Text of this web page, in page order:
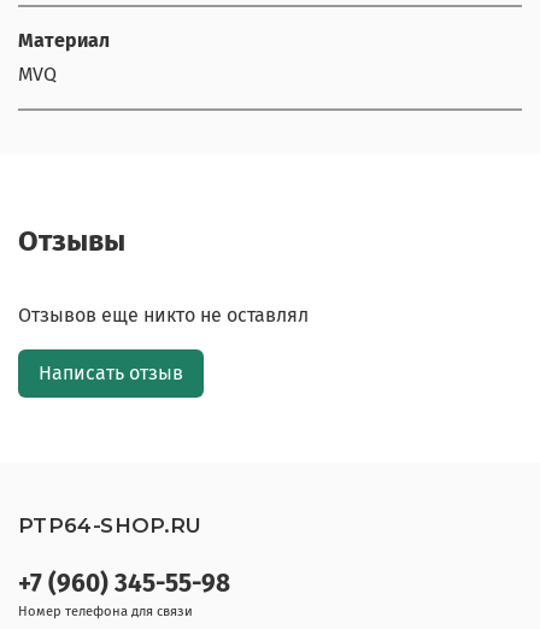
Материал
MVQ
Отзывы
Отзывов еще никто не оставлял
Написать отзыв
+7 (960) 345-55-98
Номер телефона для связи
PTP64-SHOP.RU